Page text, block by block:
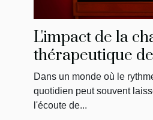
L'impact de la
thérapeutique
menstruelle sur
l'amélioration
général
Dans un monde où le
quotidien peut souvent
l'écoute de...